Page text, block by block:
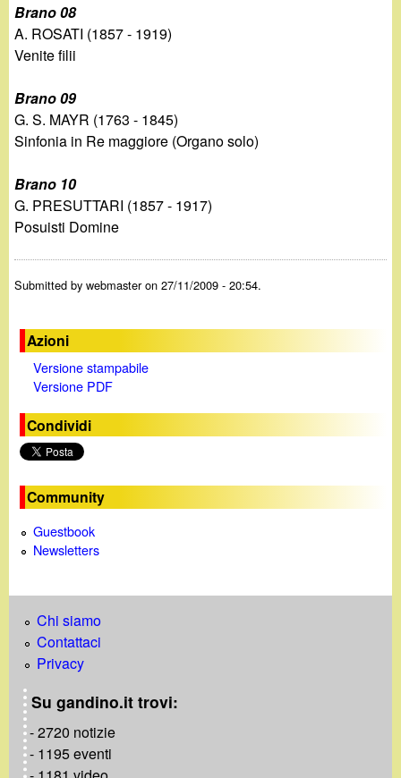
Brano 08
A. ROSATI (1857 - 1919)
Venite filii
Brano 09
G. S. MAYR (1763 - 1845)
Sinfonia in Re maggiore (Organo solo)
Brano 10
G. PRESUTTARI (1857 - 1917)
Posuisti Domine
Submitted bywebmasteron 27/11/2009 - 20:54.
Azioni
Versione stampabile
Versione PDF
Condividi
Community
Guestbook
Newsletters
Chi siamo
Contattaci
Privacy
Su gandino.it trovi:
- 2720 notizie
- 1195 eventi